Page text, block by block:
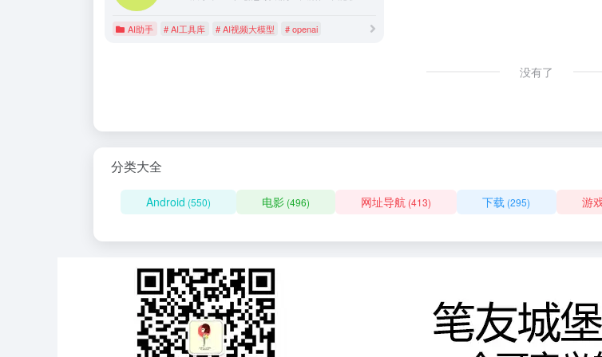
AI助手 # AI工具库 # AI视频大模型 # openai
没有了
分类大全
Android (550) 电影 (496) 网址导航 (413) 下载 (295) 游